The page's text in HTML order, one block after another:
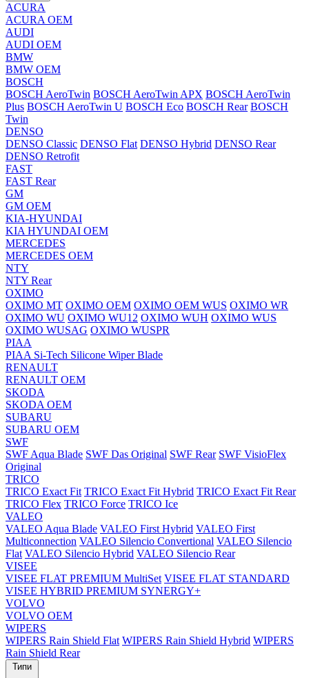
ACURA
ACURA OEM
AUDI
AUDI OEM
BMW
BMW OEM
BOSCH
BOSCH AeroTwin BOSCH AeroTwin APX BOSCH AeroTwin
Plus BOSCH AeroTwin U BOSCH Eco BOSCH Rear BOSCH
Twin
DENSO
DENSO Classic DENSO Flat DENSO Hybrid DENSO Rear
DENSO Retrofit
FAST
FAST Rear
GM
GM OEM
KIA-HYUNDAI
KIA HYUNDAI OEM
MERCEDES
MERCEDES OEM
NTY
NTY Rear
OXIMO
OXIMO MT OXIMO OEM OXIMO OEM WUS OXIMO WR
OXIMO WU OXIMO WU12 OXIMO WUH OXIMO WUS
OXIMO WUSAG OXIMO WUSPR
PIAA
PIAA Si-Tech Silicone Wiper Blade
RENAULT
RENAULT OEM
SKODA
SKODA OEM
SUBARU
SUBARU OEM
SWF
SWF Aqua Blade SWF Das Original SWF Rear SWF VisioFlex
Original
TRICO
TRICO Exact Fit TRICO Exact Fit Hybrid TRICO Exact Fit Rear
TRICO Flex TRICO Force TRICO Ice
VALEO
VALEO Aqua Blade VALEO First Hybrid VALEO First
Multiconnection VALEO Silencio Convertional VALEO Silencio
Flat VALEO Silencio Hybrid VALEO Silencio Rear
VISEE
VISEE FLAT PREMIUM MultiSet VISEE FLAT STANDARD
VISEE HYBRID PREMIUM SYNERGY+
VOLVO
VOLVO OEM
WIPERS
WIPERS Rain Shield Flat WIPERS Rain Shield Hybrid WIPERS
Rain Shield Rear
Типи